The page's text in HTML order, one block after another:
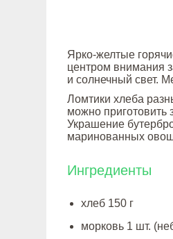
Ярко-желтые
центром внимания
и солнечный свет.
Ломтики хлеба
можно приготовить
Украшение
маринованных
Ингредиенты
хлеб 150 г
морковь 1 шт.